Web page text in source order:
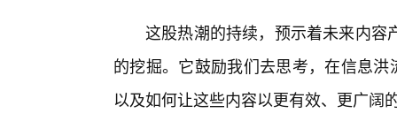
这股热潮的持续，预示着未来内容
的挖掘。它鼓励我们去思考，在信息
以及如何让这些内容以更有效、更广阔